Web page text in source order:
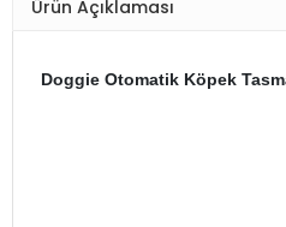
Ürün Açıklaması
Doggie Otomatik Köpek